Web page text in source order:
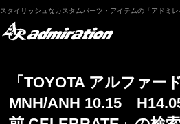
スタイリッシュなカスタムパーツ・アイテムの「アドミレ
「TOYOTA アルファー
MNH/ANH 10.15